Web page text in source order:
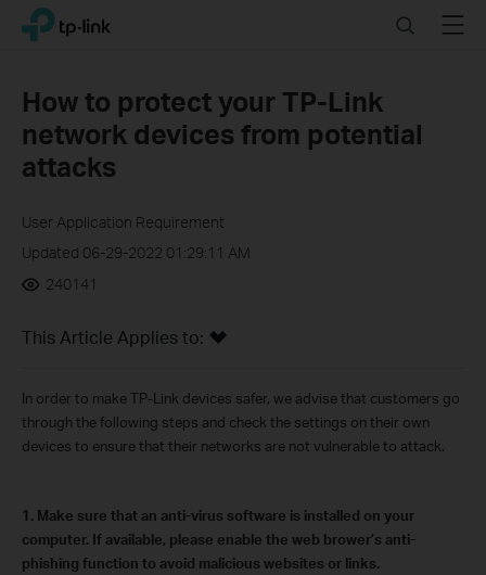
Click
navigation
TP-Link, Reliably Smart SearchMenu
How to protect your TP-Link
network devices from potential
attacks
User Application Requirement
Updated 06-29-2022 01:29:11 AM
240141
This Article Applies to:
In order to make TP-Link devices safer, we advise that customers go
through the following steps and check the settings on their own
devices to ensure that their networks are not vulnerable to attack.
1. Make sure that an anti-virus software is installed on your
computer. If available, please enable the web brower’s anti-
phishing function to avoid malicious websites or links.